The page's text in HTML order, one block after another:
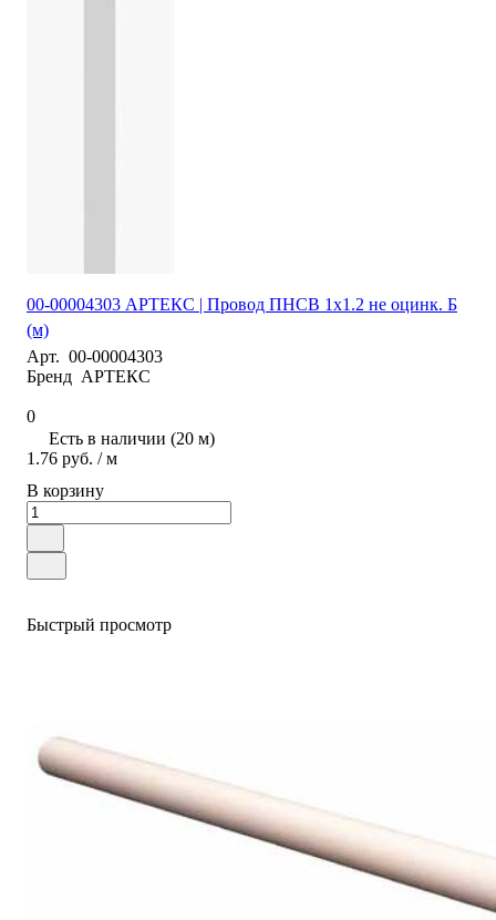
00-00004303 АРТЕКС | Провод ПНСВ 1х1.2 не оцинк. Б
(м)
Арт. 00-00004303
Бренд АРТЕКС
0
Есть в наличии (20 м)
1.76 руб. / м
В корзину
Быстрый просмотр